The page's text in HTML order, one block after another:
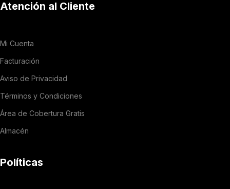
Atención al Cliente
Mi Cuenta
Facturación
Aviso de Privacidad
Términos y Condiciones
Área de Cobertura Gratis
Almacén
Políticas